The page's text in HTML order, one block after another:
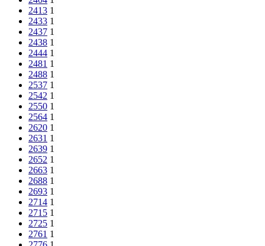
2413 1
2433 1
2437 1
2438 1
2444 1
2481 1
2488 1
2537 1
2542 1
2550 1
2564 1
2620 1
2631 1
2639 1
2652 1
2663 1
2688 1
2693 1
2714 1
2715 1
2725 1
2761 1